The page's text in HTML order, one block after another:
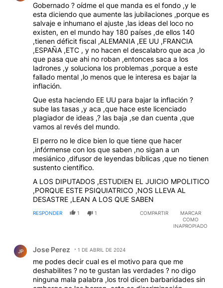
Gobernado ? oídme el que manda es el fondo ,y le
esta diciendo que aumente las jubilaciones ,porque es
salvaje e inhumano el ajuste ,las ideas del loco no
existen, en el mundo hay 180 países ,de ellos 140
,tienen déficit fiscal ,ALEMANIA ,EE UU ,FRANCIA
,ESPAÑA ,ETC , y no hacen el descalabro que aca ,lo
que pasa que ahi no roban ,entonces saca a los
ladrones ,y soluciona los problemas ,porque a este
fallado mental ,lo menos que le interesa es bajar la
inflación.
Que esta haciendo EE UU para bajar la inflación ?
sube las tasas ,y aca ,que hace este licenciado
plagiador de ideas ,? las baja ,se dan cuenta ,que
vamos al revés del mundo.
El perro no le dice bien lo que tiene que hacer
,infórmense con los que saben ,no sigan a un
mesiánico ,difusor de leyendas bíblicas ,que no tienen
sustento científico.
A LOS DIPUTADOS ,ESTUDIEN EL JUICIO MPOLITICO
,PORQUE ESTE PSIQUIATRICO ,NOS LLEVA AL
DESASTRE ,LEAN A LOS QUE SABEN
RESPONDER 1 1 COMPARTIR
MARCAR
COMO
INAPROPIADO
JP Jose Perez 1 DE ABRIL DE 2024
me podes decir cual es el motivo para que me
deshabilites ? no te gustan las verdades ? no digo
ninguna mala palabra ,los trol dicen barbaridades sin